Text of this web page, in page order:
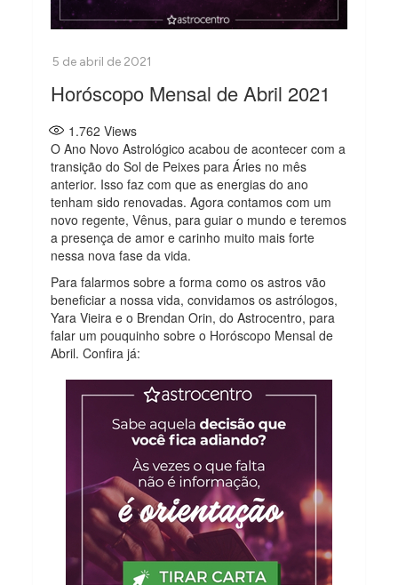
Horóscopo Mensal de Abril 2021
1.762 Views
O Ano Novo Astrológico acabou de acontecer com a
transição do Sol de Peixes para Áries no mês
anterior. Isso faz com que as energias do ano
tenham sido renovadas. Agora contamos com um
novo regente, Vênus, para guiar o mundo e teremos
a presença de amor e carinho muito mais forte
nessa nova fase da vida.
Para falarmos sobre a forma como os astros vão
beneficiar a nossa vida, convidamos os astrólogos,
Yara Vieira e o Brendan Orin, do Astrocentro, para
falar um pouquinho sobre o Horóscopo Mensal de
Abril. Confira já: